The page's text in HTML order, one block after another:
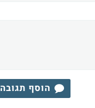
הוסף תגובה